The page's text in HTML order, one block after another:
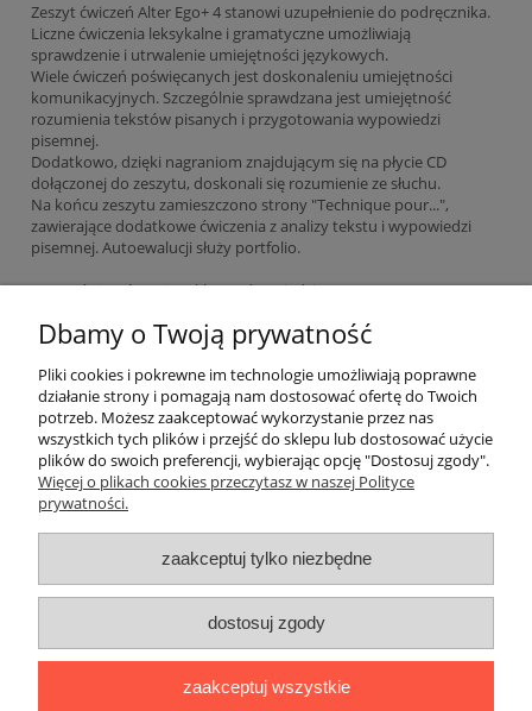
Zeszyt ćwiczeń Alter Ego+ 4 stanowi uzupełnienie do podręcznika.
Liczne ćwiczenia leksykalne i gramatyczne umożliwiają
sprawdzenie i utrwalenie umiejętności językowych.
Wiele ćwiczeń poświęcanych jest doskonaleniu umiejętności
komunikacyjnych. Szczególnie sprawdzana jest umiejętność
rozumienia tekstów pisanych i przygotowania wypowiedzi
pisemnej.
Dodatkowo, dzięki nagraniom znajdującym się na płycie CD
dołączonej do zeszytu, doskonali się rozumienie ze słuchu.
Na końcu zeszytu zamieszczono strony "Technique pour...",
zawierające dodatkowe ćwiczenia z analizy tekstu i wypowiedzi
pisemnej. Autoewalucji służy portfolio.
Zeszyt ćwiczeń zawiera klucz odpowiedzi.
EAN: 9782014015515
O nas
Płatności i dostawa
Moje konto
"Romanista" Internetowa Księgarnia Językowa 2025
Ul. Bolesława Limanowskiego 102 lok. 45, 91-042 Łódź |
Dbamy o Twoją prywatność
Pliki cookies i pokrewne im technologie umożliwiają poprawne
działanie strony i pomagają nam dostosować ofertę do Twoich
potrzeb. Możesz zaakceptować wykorzystanie przez nas
wszystkich tych plików i przejść do sklepu lub dostosować użycie
plików do swoich preferencji, wybierając opcję "Dostosuj zgody".
Więcej o plikach cookies przeczytasz w naszej Polityce
prywatności.
zaakceptuj tylko niezbędne
dostosuj zgody
zaakceptuj wszystkie